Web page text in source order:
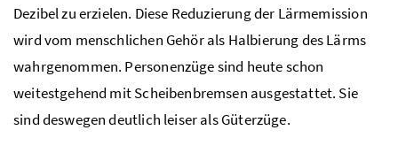
Dezibel zu erzielen. Diese Reduzierung der Lärmemission
wird vom menschlichen Gehör als Halbierung des Lärms
wahrgenommen. Personenzüge sind heute schon
weitestgehend mit Scheibenbremsen ausgestattet. Sie
sind deswegen deutlich leiser als Güterzüge.